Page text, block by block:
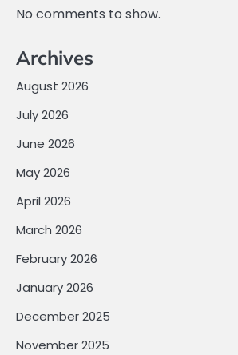
No comments to show.
Archives
August 2026
July 2026
June 2026
May 2026
April 2026
March 2026
February 2026
January 2026
December 2025
November 2025